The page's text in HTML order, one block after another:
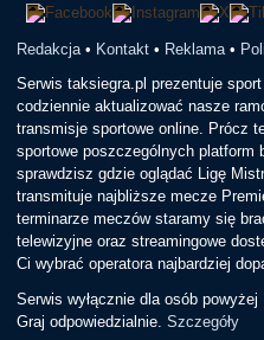
Redakcja • Kontakt • Reklama •
Serwis taksiegra.pl prezentuje
codziennie aktualizować nasze
transmisje sportowe online. Prócz
sportowe poszczególnych platform
sprawdzisz gdzie oglądać Ligę
transmituje najbliższe mecze
terminarze meczów staramy się
telewizyjne oraz streamingowe
Ci wybrać operatora najbardziej
Serwis wyłącznie dla osób
Graj odpowiedzialnie.Szczegóły